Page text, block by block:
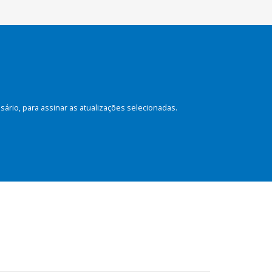
para assinar as atualizações selecionadas.